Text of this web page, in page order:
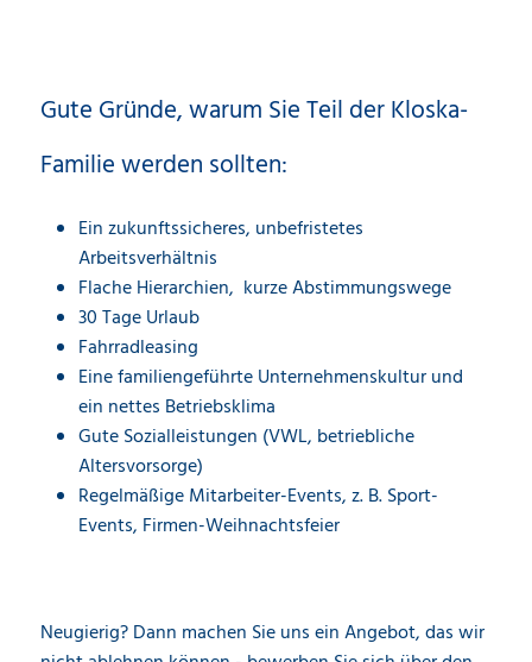
Gute Gründe, warum Sie Teil der Kloska-
Familie werden sollten:
Ein zukunftssicheres, unbefristetes
Arbeitsverhältnis
Flache Hierarchien, kurze Abstimmungswege
30 Tage Urlaub
Fahrradleasing
Eine familiengeführte Unternehmenskultur und
ein nettes Betriebsklima
Gute Sozialleistungen (VWL, betriebliche
Altersvorsorge)
Regelmäßige Mitarbeiter-Events, z. B. Sport-
Events, Firmen-Weihnachtsfeier
Neugierig? Dann machen Sie uns ein Angebot, das wir